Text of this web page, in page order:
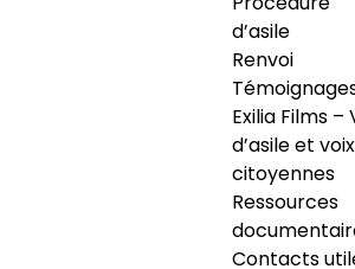
d’asile
Renvoi
Exilia Films –
d’asile et voix
citoyennes
Ressources
Contacts